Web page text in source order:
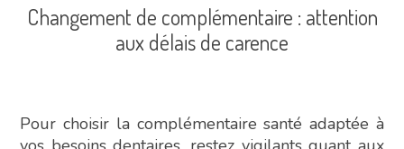
Changement de complémentaire : attention
aux délais de carence
Pour choisir la complémentaire santé adaptée à